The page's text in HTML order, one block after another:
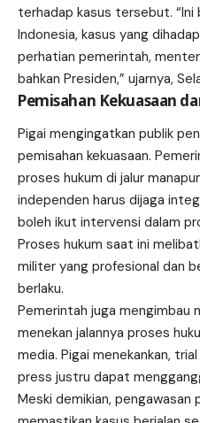
terhadap kasus tersebut. “Ini
Indonesia, kasus yang
perhatian pemerintah,
bahkan Presiden,” ujarnya,
Pemisahan Kekuasaan
Pigai mengingatkan publik
pemisahan kekuasaan.
proses hukum di jalur
independen harus dijaga
boleh ikut intervensi dalam
Proses hukum saat ini
militer yang profesional dan
berlaku.
Pemerintah juga mengimbau
menekan jalannya proses
media. Pigai menekankan,
press justru dapat
Meski demikian,